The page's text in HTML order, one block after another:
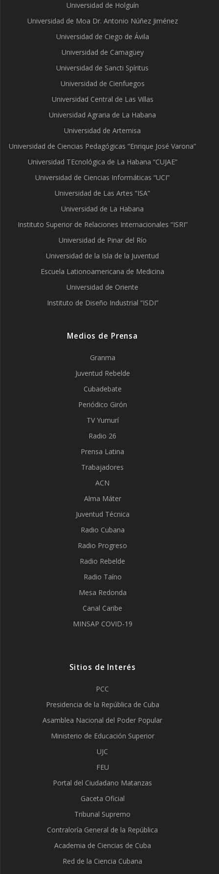
Universidad de Holguín
Universidad de Moa Dr. Antonio Núñez Jiménez
Universidad de Ciego de Ávila
Universidad de Camagüey
Universidad de Sancti Spíritus
Universidad de Cienfuegos
Universidad Central de Las Villas
Universidad Agraria de La Habana
Universidad de Artemisa
Universidad de Ciencias Pedagógicas “Enrique José Varona”
Universidad TEcnológica de La Habana “CUJAE”
Universidad de Ciencias Informáticas “UCI”
Universidad de Las Artes “ISA”
Universidad de La Habana
Instituto Superior de Relaciones Internacionales “ISRI”
Universidad de Pinar del Río
Universidad de la Isla de la Juventud
Escuela Lationoamericana de Medicina
Universidad de Oriente
Instituto de Diseño Industrial “ISDI”
Medios de Prensa
Granma
Juventud Rebelde
Cubadebate
Periódico Girón
TV Yumurí
Radio 26
Prensa Latina
Trabajadores
ACN
Alma Máter
Juventud Técnica
Radio Cubana
Radio Progreso
Radio Rebelde
Radio Taíno
Mesa Redonda
Canal Caribe
MINSAP COVID-19
Sitios de Interés
PCC
Presidencia de la República de Cuba
Asamblea Nacional del Poder Popular
Ministerio de Educación Superior
UJC
FEU
Portal del Ciudadano Matanzas
Gaceta Oficial
Tribunal Supremo
Contraloría General de la República
Academia de Ciencias de Cuba
Red de la Ciencia Cubana